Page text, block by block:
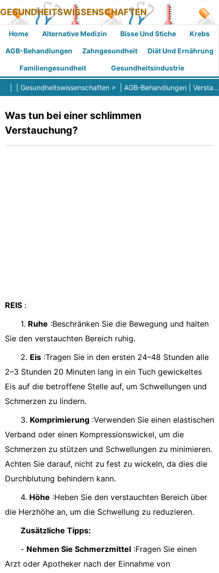
GESUNDHEITSWISSENSCHAFTEN
Home Alternative Medizin Bisse Und Stiche Krebs
AGB-Behandlungen Zahngesundheit Diät Und Ernährung
Familiengesundheit Gesundheitsindustrie
Gesundheitswissenschaften > | AGB-Behandlungen Verstauchung
Was tun bei einer schlimmen
Verstauchung?
REIS :
1. Ruhe :Beschränken Sie die Bewegung und halten
Sie den verstauchten Bereich ruhig.
2. Eis :Tragen Sie in den ersten 24–48 Stunden alle
2–3 Stunden 20 Minuten lang in ein Tuch gewickeltes
Eis auf die betroffene Stelle auf, um Schwellungen und
Schmerzen zu lindern.
3. Komprimierung :Verwenden Sie einen elastischen
Verband oder einen Kompressionswickel, um die
Schmerzen zu stützen und Schwellungen zu minimieren.
Achten Sie darauf, nicht zu fest zu wickeln, da dies die
Durchblutung behindern kann.
4. Höhe :Heben Sie den verstauchten Bereich über
die Herzhöhe an, um die Schwellung zu reduzieren.
Zusätzliche Tipps:
- Nehmen Sie Schmerzmittel :Fragen Sie einen
Arzt oder Apotheker nach der Einnahme von